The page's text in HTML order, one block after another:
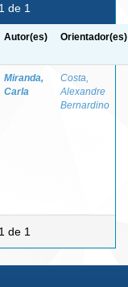
de 1
Autor(es) Orientador(es)
Miranda,
Carla
Costa,
Alexandre
Bernardino
de 1